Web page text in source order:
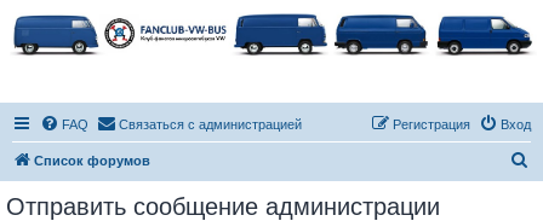
FAQ Связаться с администрацией Вход
Регистрация
Список форумов
Отправить сообщение администрации